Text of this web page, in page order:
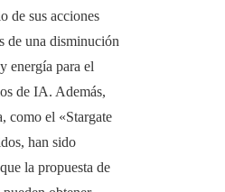
de sus acciones
de una disminución
energía para el
de IA. Además,
como el «Stargate
han sido
la propuesta de